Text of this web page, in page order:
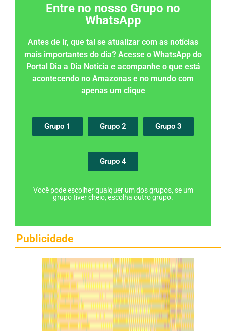
Entre no nosso Grupo no
WhatsApp
Antes de ir, que tal se atualizar com as notícias
mais importantes do dia? Acesse o WhatsApp do
Portal Dia a Dia Notícia e acompanhe o que está
acontecendo no Amazonas e no mundo com
apenas um clique
Grupo 1 Grupo 2 Grupo 3
Grupo 4
Você pode escolher qualquer um dos grupos, se um
grupo tiver cheio, escolha outro grupo.
Publicidade